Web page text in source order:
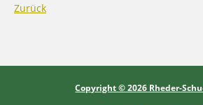
Zurück
Copyright © 2026 Rheder-